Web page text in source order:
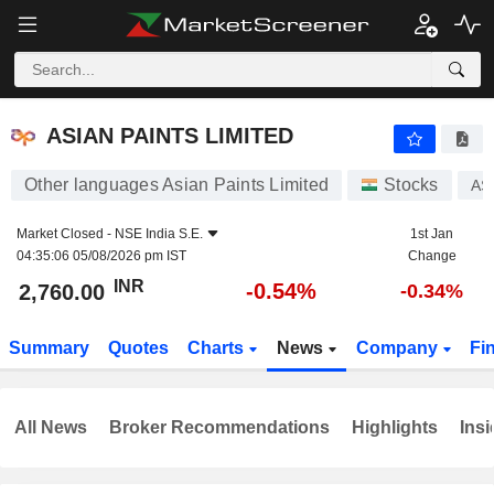
ASIAN PAINTS LIMITED
ASIAN PAINTS LIMITED
Other languages Asian Paints Limited Stocks
Market Closed - NSE India S.E.
04:35:06 05/08/2026 pm IST
1st Jan
Change
2,760.00 INR -0.54% -0.34%
Summary Quotes Charts News Company
All News Broker Recommendations Highlights